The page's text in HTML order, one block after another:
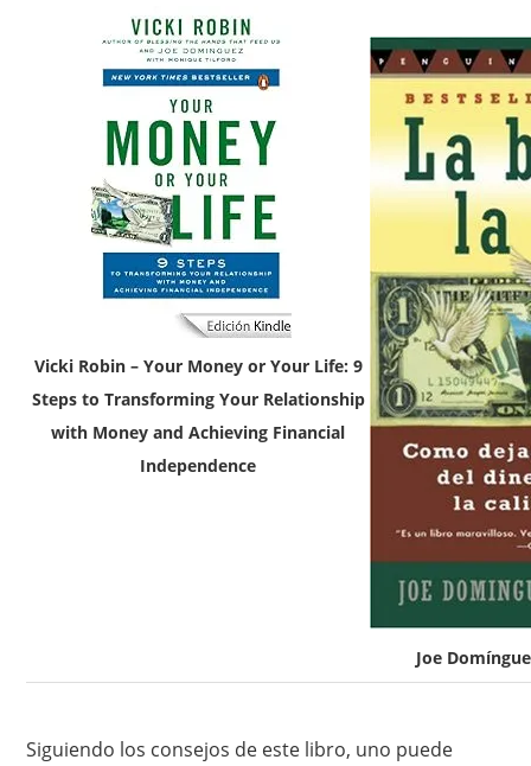
Vicki Robin – Your Money or Your Life: 9
Steps to Transforming Your Relationship
with Money and Achieving Financial
Independence
Joe
Siguiendo los consejos de este libro, uno puede